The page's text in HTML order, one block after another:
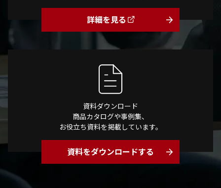
詳細を見る arrow_forward
資料ダウンロード
商品カタログや事例集、
お役立ち資料を掲載しています。
資料をダウンロードする arrow_forward